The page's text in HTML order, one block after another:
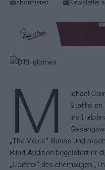
abonnieren
Newsletter
M
ichael
Staffel im
ins
„The Voice“-Bühne und
Blind Audition begeistert er
„Control“ des ehemaligen